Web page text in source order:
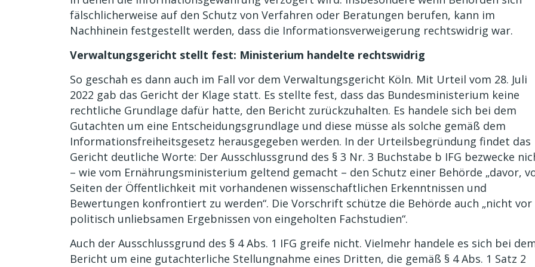
fälschlicherweise auf den Schutz von Verfahren oder Beratungen berufen, kann im
Nachhinein festgestellt werden, dass die Informationsverweigerung rechtswidrig war.
Verwaltungsgericht stellt fest: Ministerium handelte rechtswidrig
So geschah es dann auch im Fall vor dem Verwaltungsgericht Köln. Mit Urteil vom 28. Juli
2022 gab das Gericht der Klage statt. Es stellte fest, dass das Bundesministerium keine
rechtliche Grundlage dafür hatte, den Bericht zurückzuhalten. Es handele sich bei dem
Gutachten um eine Entscheidungsgrundlage und diese müsse als solche gemäß dem
Informationsfreiheitsgesetz herausgegeben werden. In der Urteilsbegründung findet das
Gericht deutliche Worte: Der Ausschlussgrund des § 3 Nr. 3 Buchstabe b IFG bezwecke
– wie vom Ernährungsministerium geltend gemacht – den Schutz einer Behörde „davor,
Seiten der Öffentlichkeit mit vorhandenen wissenschaftlichen Erkenntnissen und
Bewertungen konfrontiert zu werden“. Die Vorschrift schütze die Behörde auch „nicht vor
politisch unliebsamen Ergebnissen von eingeholten Fachstudien“.
Auch der Ausschlussgrund des § 4 Abs. 1 IFG greife nicht. Vielmehr handele es sich bei
Bericht um eine gutachterliche Stellungnahme eines Dritten, die gemäß § 4 Abs. 1 Satz 2